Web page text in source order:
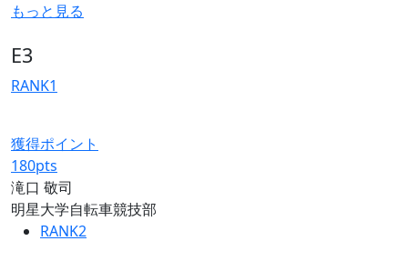
もっと見る
E3
RANK1
獲得ポイント
180pts
滝口 敬司
明星大学自転車競技部
RANK2